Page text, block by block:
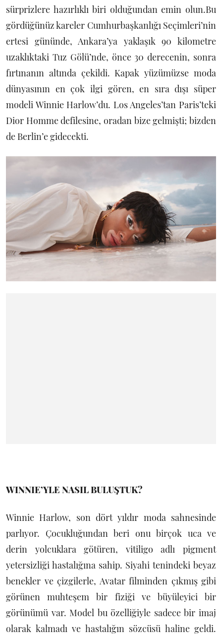
sürprizlere hazırlıklı biri olduğundan emin olun.Bu
gördüğünüz kareler Cumhurbaşkanlığı Seçimleri’nin
ertesi gününde, Ankara’ya yaklaşık 90 kilometre
uzaklıktaki Tuz Gölü’nde, önce 30 derecenin, sonra
fırtınanın altında çekildi. Kapak yüzümüzse moda
dünyasının en çok ilgi gören, en sıra dışı süper
modeli Winnie Harlow’du. Los Angeles’tan Paris’teki
Dior Homme defilesine, oradan bize gelmişti; bizden
de Berlin’e gidecekti.
WINNIE’YLE NASIL BULUŞTUK?
Winnie Harlow, son dört yıldır moda sahnesinde
parlıyor. Çocukluğundan beri onu birçok uca ve
derin yolcuklara götüren, vitiligo adlı pigment
yetersizliği hastalığına sahip. Siyahi tenindeki beyaz
benekler ve çizgilerle, Avatar filminden çıkmış gibi
görünen muhteşem bir fiziği ve büyüleyici bir
görünümü var. Model bu özelliğiyle sadece bir imaj
olarak kalmadı ve hastalığın sözcüsü haline geldi.